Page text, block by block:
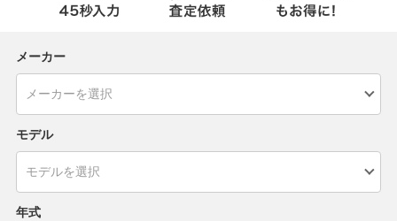
メーカー
モデル
年式